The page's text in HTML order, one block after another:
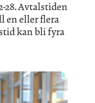
28. Avtalstiden
en eller flera
kan bli fyra